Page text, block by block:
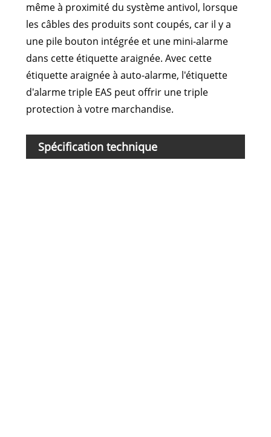
même à proximité du système antivol, lorsque
les câbles des produits sont coupés, car il y a
une pile bouton intégrée et une mini-alarme
dans cette étiquette araignée. Avec cette
étiquette araignée à auto-alarme, l'étiquette
d'alarme triple EAS peut offrir une triple
protection à votre marchandise.
Spécification technique